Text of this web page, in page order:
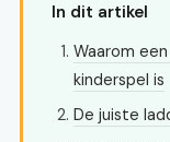
In dit artikel
Waarom
kinderspel is
De juiste